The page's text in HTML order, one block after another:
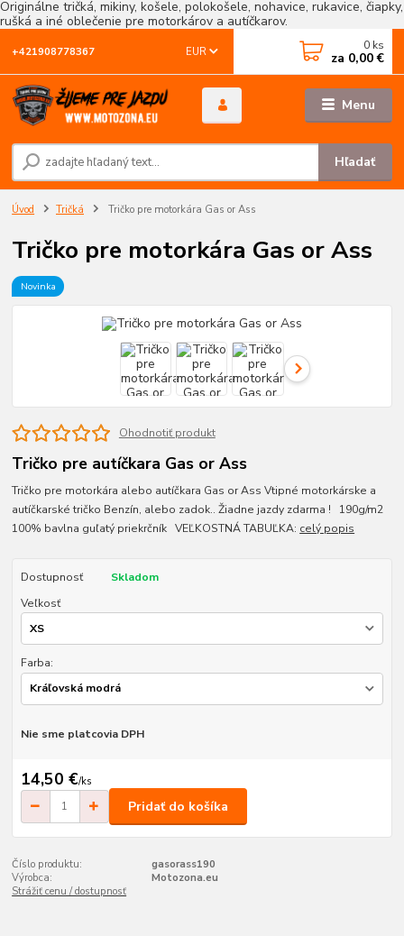
Originálne tričká, mikiny, košele, polokošele, nohavice, rukavice, čiapky,
rušká a iné oblečenie pre motorkárov a autíčkarov.
Menu
EUR
Hľadať
+421908778367 0 ks
za 0,00 €
Úvod Tričká Tričko pre motorkára Gas or Ass
Tričko pre motorkára Gas or Ass
Novinka
Ohodnotiť produkt
Tričko pre autíčkara Gas or Ass
Tričko pre motorkára alebo autíčkara Gas or Ass Vtipné motorkárske a
autíčkarské tričko Benzín, alebo zadok.. Žiadne jazdy zdarma ! 190g/m2
100% bavlna guľatý priekrčník VEĽKOSTNÁ TABUĽKA: celý popis
Dostupnosť
Skladom
Veľkosť
Farba:
Nie sme platcovia DPH
14,50 €/ks
Pridať do košíka
Číslo produktu:
gasorass190
Výrobca:
Motozona.eu
Strážiť cenu / dostupnosť